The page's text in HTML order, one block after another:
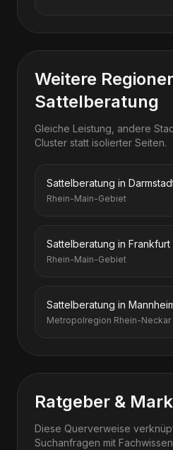
Weitere
Sattelberatung
Gleiche Leistung, andere
Cluster statt isolierter Seiten.
Sattelberatung in
Rhein-Main-Gebiet
Sattelberatung in Frankfurt
Rhein-Main-Gebiet
Sattelberatung in
Metropolregion Rhein-Neckar
Ratgeber &
Diese Querverweise
Suchanfragen mit